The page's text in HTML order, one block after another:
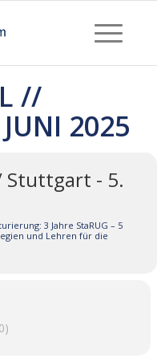
//
2025
Stuttgart - 5.
3 Jahre StaRUG – 5
und Lehren für die